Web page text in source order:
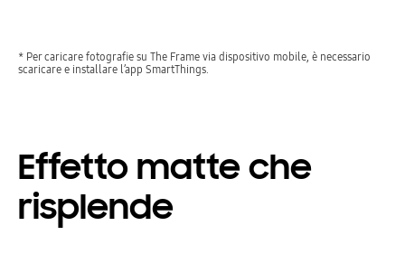
* Per caricare fotografie su The Frame via dispositivo mobile, è necessario
scaricare e installare l’app SmartThings.
Effetto matte che
risplende